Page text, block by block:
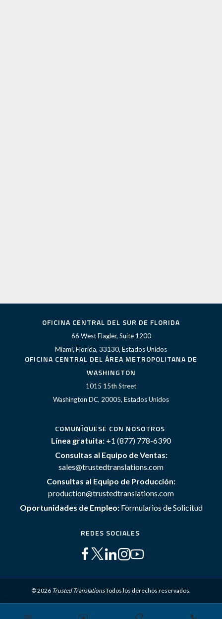
OFICINA CENTRAL DEL SUR DE FLORIDA
66 West Flagler, Suite 1200
Miami, Florida, 33130, Estados Unidos
OFICINA CENTRAL DEL ÁREA METROPOLITANA DE
WASHINGTON
1015 15th Street
Washington DC, 20005, Estados Unidos
COMUNÍQUESE CON NOSOTROS
Línea gratuita: +1 (877) 778-6390
Consultas al Equipo de Ventas:
sales@trustedtranslations.com
Consultas al Equipo de Producción:
production@trustedtranslations.com
Oportunidades de Empleo: Formularios de Solicitud
REDES SOCIALES
© 2026 Trusted TranslationsTodos los derechos reservados.
Mapa del sitio Términos y Condiciones Política de privacidad
📅 ✉️ 📋 📞